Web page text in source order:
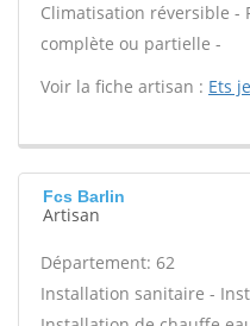
Climatisation réversible -
complète ou partielle -
Voir la fiche artisan : Ets
Fcs Barlin
Artisan
Département: 62
Installation sanitaire -